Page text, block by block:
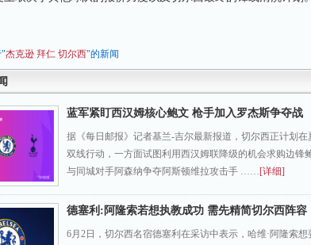
"杰克逊 拜仁 切尔西"的新闻
蓝军紧盯西汉姆核心鲍文 枪手加入罗杰斯争夺战
据《每日邮报》记者基兰-吉尔最新报道，切尔西正计划在
双线行动，一方面试图利用西汉姆联降级的机会求购边锋
与同城对手阿森纳争夺阿斯顿维拉攻击手 ……[详细]
德塞利:阿隆索若想执教成功 需先精简切尔西阵容
6月2日，切尔西名宿德塞利在采访中表示，哈维·阿隆索